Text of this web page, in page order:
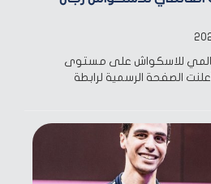
للاسكواش على مستوى
الصفحة الرسمية لرابطة